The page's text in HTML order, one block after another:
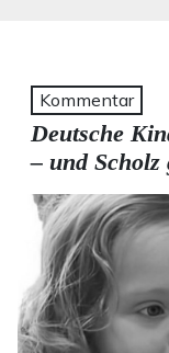
Kommentar
Deutsche
– und Scholz